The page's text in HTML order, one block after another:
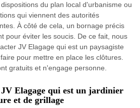
du plan local d'urbanisme ou
qui viennent des autorités
À côté de cela, un bornage précis
pour éviter les soucis. De ce fait, nous
JV Elagage qui est un paysagiste
pour mettre en place les clôtures.
gratuits et n'engage personne.
JV Elagage qui est un jardinier
et de grillage